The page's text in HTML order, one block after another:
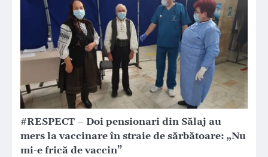
#RESPECT – Doi pensionari din Sălaj au
mers la vaccinare în straie de sărbătoare: „Nu
mi-e frică de vaccin”